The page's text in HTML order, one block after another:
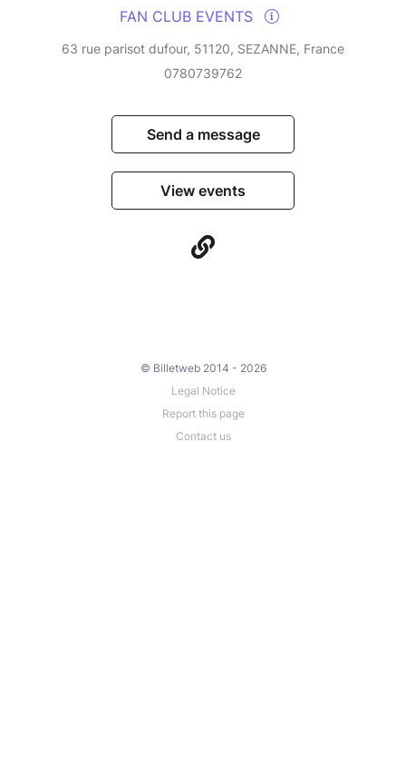
FAN CLUB EVENTS
63 rue parisot dufour, 51120, SEZANNE, France
0780739762
Send a message
View events
© Billetweb 2014 - 2026
Legal Notice
Report this page
Contact us